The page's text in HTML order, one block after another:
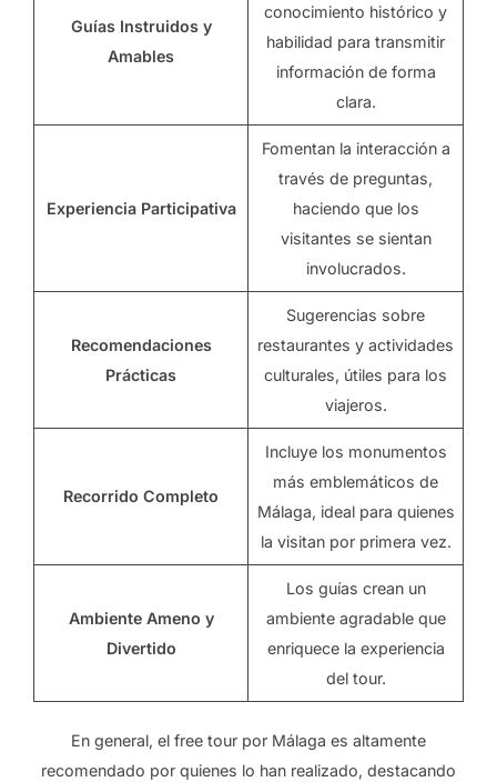
Guías Instruidos y
Amables
conocimiento histórico y
habilidad para transmitir
información de forma
clara.
Experiencia Participativa
Fomentan la interacción a
través de preguntas,
haciendo que los
visitantes se sientan
involucrados.
Recomendaciones
Prácticas
Sugerencias sobre
restaurantes y actividades
culturales, útiles para los
viajeros.
Recorrido Completo
Incluye los monumentos
más emblemáticos de
Málaga, ideal para quienes
la visitan por primera vez.
Ambiente Ameno y
Divertido
Los guías crean un
ambiente agradable que
enriquece la experiencia
del tour.
En general, el free tour por Málaga es altamente
recomendado por quienes lo han realizado, destacando